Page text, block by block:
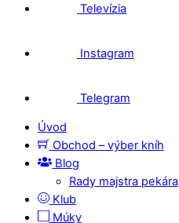
Televízia
Instagram
Telegram
Úvod
Obchod – výber kníh
Blog
Rady majstra pekára
Klub
Múky